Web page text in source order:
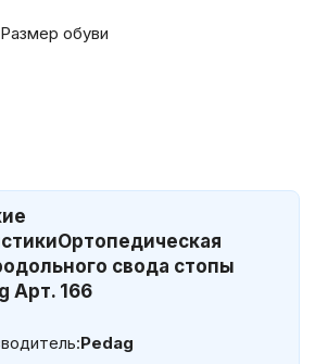
обуви
Ортопедическая
свода стопы
Арт. 166
Pedag